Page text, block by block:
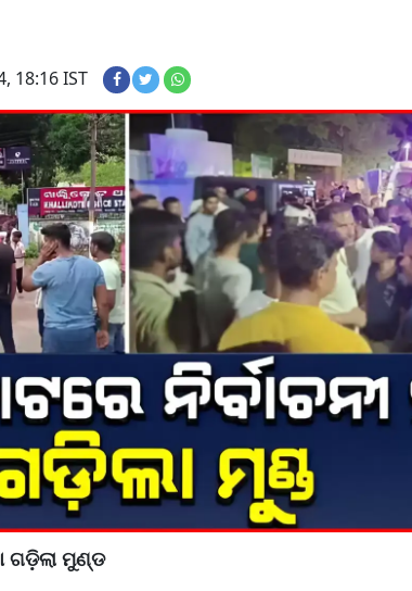
18:16 IST
ଗଡ଼ିଲା ମୁଣ୍ଡ